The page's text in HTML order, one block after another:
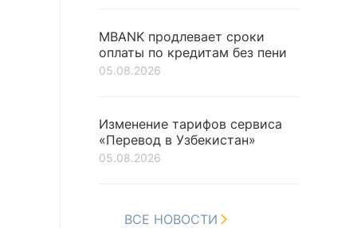
MBANK продлевает сроки
оплаты по кредитам без пени
05.08.2026
Изменение тарифов сервиса
«Перевод в Узбекистан»
05.08.2026
ВСЕ НОВОСТИ